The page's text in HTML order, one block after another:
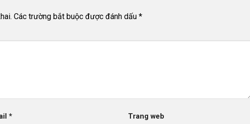
Các trường bắt buộc được đánh dấu *
* Trang web